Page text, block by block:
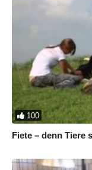
100
Fiete – denn Tiere